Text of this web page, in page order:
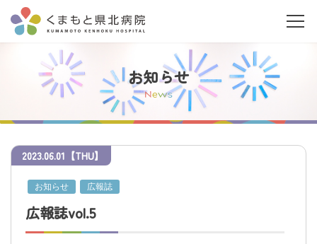
お知らせ
News
2023.06.01 【THU】
お知らせ 広報誌
広報誌vol.5
当院について
ご利用の皆さまへ